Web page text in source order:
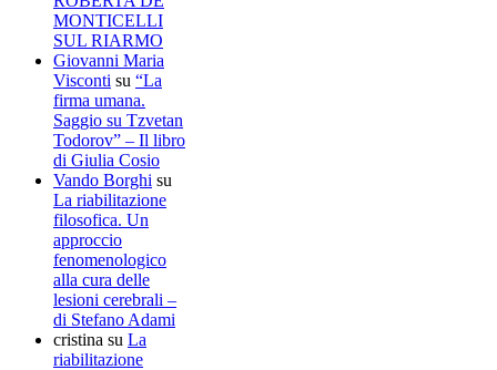
MONTICELLI
SUL RIARMO
Giovanni Maria
Visconti su “La
firma umana.
Saggio su Tzvetan
Todorov” – Il libro
di Giulia Cosio
Vando Borghi su
La riabilitazione
filosofica. Un
approccio
fenomenologico
alla cura delle
lesioni cerebrali –
di Stefano Adami
cristina su La
riabilitazione